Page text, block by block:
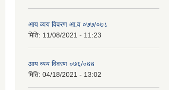
आय व्यय विवरण आ.व ०७७/०७८
मिति: 11/08/2021 - 11:23
आय व्यय विवरण ०७६/०७७
मिति: 04/18/2021 - 13:02